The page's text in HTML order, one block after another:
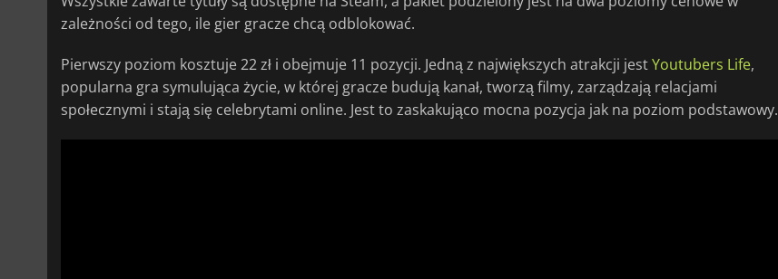
zależności od tego, ile gier gracze chcą odblokować.
Pierwszy poziom kosztuje 22 zł i obejmuje 11 pozycji. Jedną z największych atrakcji jestYoutubers Life,
popularna gra symulująca życie, w której gracze budują kanał, tworzą filmy, zarządzają relacjami
społecznymi i stają się celebrytami online. Jest to zaskakująco mocna pozycja jak na poziom podstawowy.